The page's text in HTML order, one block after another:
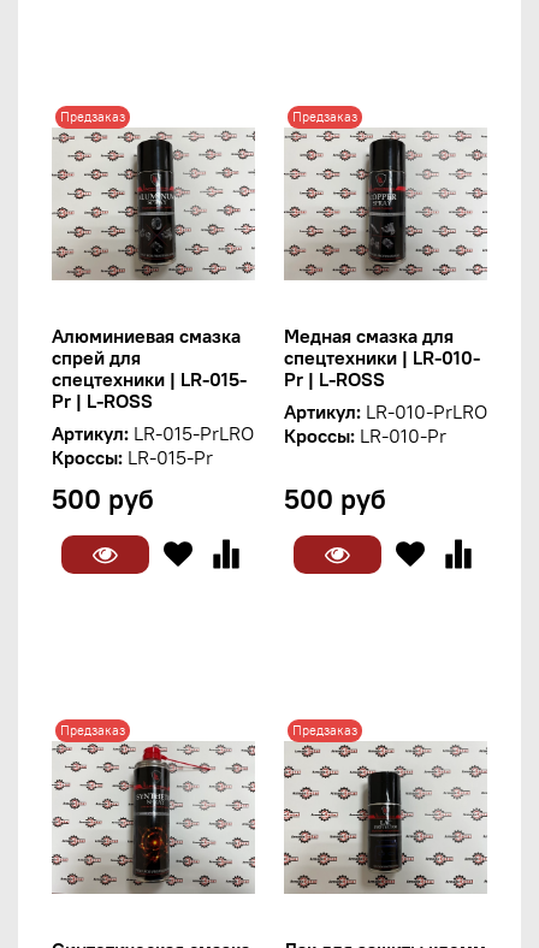
Предзаказ
Алюминиевая смазка
спрей для
спецтехники | LR-015-
Pr | L-ROSS
Артикул: LR-015-PrLRO
Кроссы: LR-015-Pr
500 руб
Предзаказ
Медная смазка для
спецтехники | LR-010-
Pr | L-ROSS
Артикул: LR-010-PrLRO
Кроссы: LR-010-Pr
500 руб
Предзаказ Предзаказ